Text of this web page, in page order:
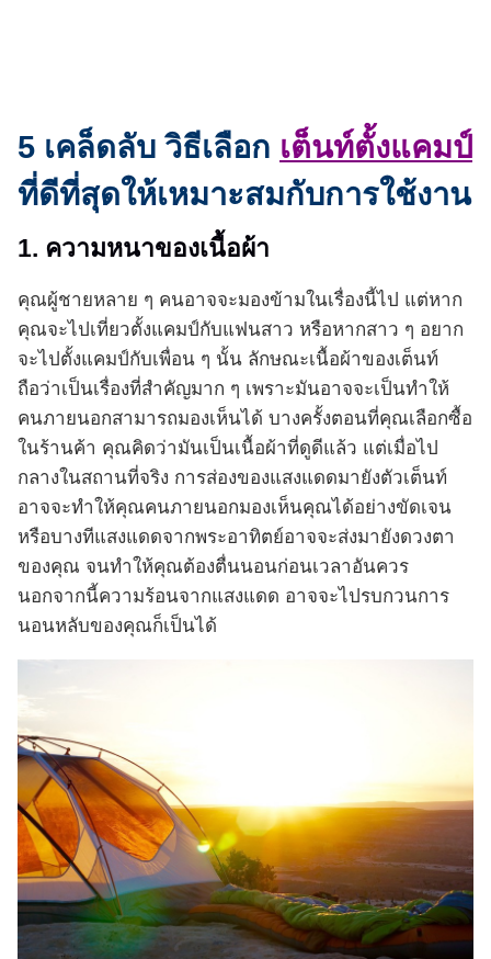
5 เคล็ดลับ วิธีเลือก เต็นท์ตั้งแคมป์
ที่ดีที่สุดให้เหมาะสมกับการใช้งาน
1. ความหนาของเนื้อผ้า
คุณผู้ชายหลาย ๆ คนอาจจะมองข้ามในเรื่องนี้ไป แต่หาก
คุณจะไปเที่ยวตั้งแคมป์กับแฟนสาว หรือหากสาว ๆ อยาก
จะไปตั้งแคมป์กับเพื่อน ๆ นั้น ลักษณะเนื้อผ้าของเต็นท์
ถือว่าเป็นเรื่องที่สำคัญมาก ๆ เพราะมันอาจจะเป็นทำให้
คนภายนอกสามารถมองเห็นได้ บางครั้งตอนที่คุณเลือกซื้อ
ในร้านค้า คุณคิดว่ามันเป็นเนื้อผ้าที่ดูดีแล้ว แต่เมื่อไป
กลางในสถานที่จริง การส่องของแสงแดดมายังตัวเต็นท์
อาจจะทำให้คุณคนภายนอกมองเห็นคุณได้อย่างขัดเจน
หรือบางทีแสงแดดจากพระอาทิตย์อาจจะส่งมายังดวงตา
ของคุณ จนทำให้คุณต้องตื่นนอนก่อนเวลาอันควร
นอกจากนี้ความร้อนจากแสงแดด อาจจะไปรบกวนการ
นอนหลับของคุณก็เป็นได้